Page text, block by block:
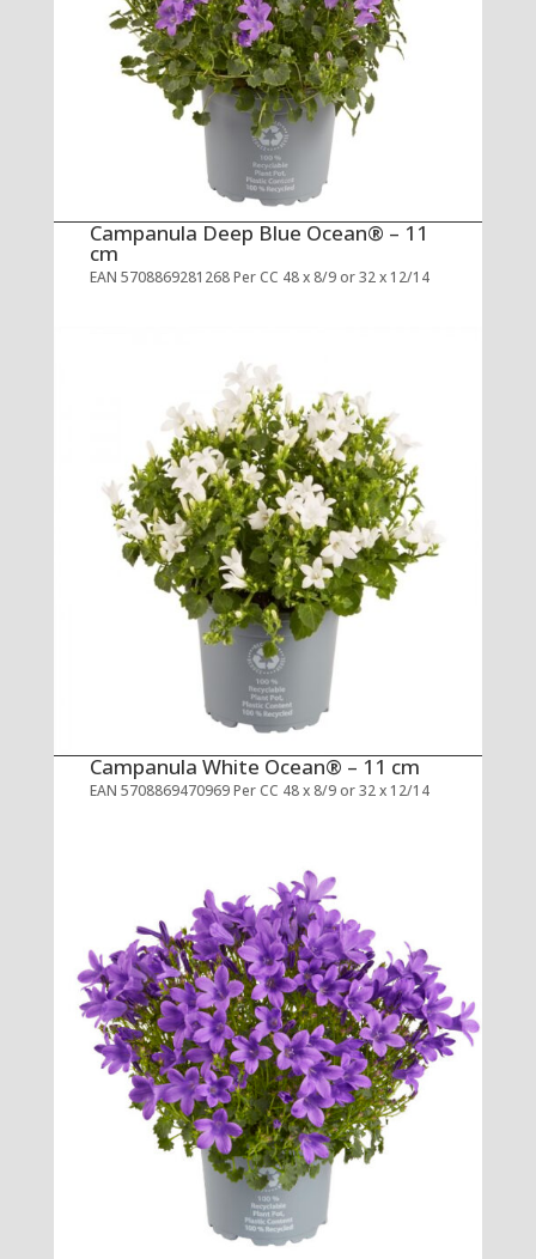
Campanula Deep Blue Ocean® – 11
cm
EAN 5708869281268 Per CC 48 x 8/9 or 32 x 12/14
Campanula White Ocean® – 11 cm
EAN 5708869470969 Per CC 48 x 8/9 or 32 x 12/14